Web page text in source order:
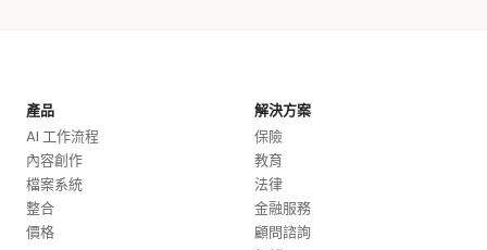
產品
AI 工作流程
內容創作
檔案系統
整合
價格
解決方案
保險
教育
法律
金融服務
顧問諮詢